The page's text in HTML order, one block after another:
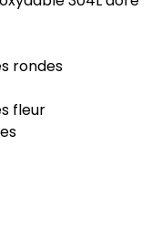
rondes
fleur